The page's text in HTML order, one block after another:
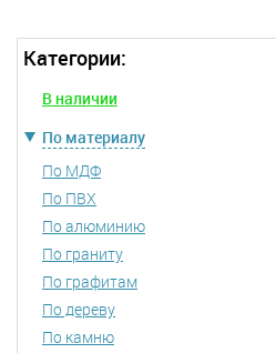
Категории:
В наличии
По материалу
По МДФ
По ПВХ
По алюминию
По граниту
По графитам
По дереву
По камню